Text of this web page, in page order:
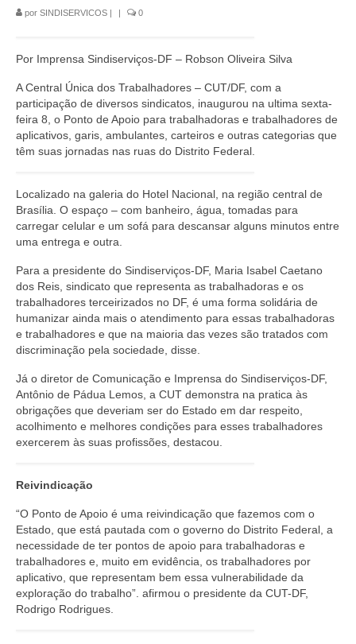
Sites Importantes
Notícias
Contato
por SINDISERVICOS | | 0
Por Imprensa Sindiserviços-DF – Robson Oliveira Silva
A Central Única dos Trabalhadores – CUT/DF, com a
participação de diversos sindicatos, inaugurou na ultima sexta-
feira 8, o Ponto de Apoio para trabalhadoras e trabalhadores de
aplicativos, garis, ambulantes, carteiros e outras categorias que
têm suas jornadas nas ruas do Distrito Federal.
Localizado na galeria do Hotel Nacional, na região central de
Brasília. O espaço – com banheiro, água, tomadas para
carregar celular e um sofá para descansar alguns minutos entre
uma entrega e outra.
Para a presidente do Sindiserviços-DF, Maria Isabel Caetano
dos Reis, sindicato que representa as trabalhadoras e os
trabalhadores terceirizados no DF, é uma forma solidária de
humanizar ainda mais o atendimento para essas trabalhadoras
e trabalhadores e que na maioria das vezes são tratados com
discriminação pela sociedade, disse.
Já o diretor de Comunicação e Imprensa do Sindiserviços-DF,
Antônio de Pádua Lemos, a CUT demonstra na pratica às
obrigações que deveriam ser do Estado em dar respeito,
acolhimento e melhores condições para esses trabalhadores
exercerem às suas profissões, destacou.
Reivindicação
“O Ponto de Apoio é uma reivindicação que fazemos com o
Estado, que está pautada com o governo do Distrito Federal, a
necessidade de ter pontos de apoio para trabalhadoras e
trabalhadores e, muito em evidência, os trabalhadores por
aplicativo, que representam bem essa vulnerabilidade da
exploração do trabalho”. afirmou o presidente da CUT-DF,
Rodrigo Rodrigues.